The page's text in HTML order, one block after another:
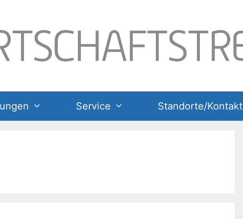
Service Standorte/Kontakt